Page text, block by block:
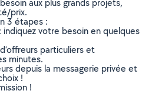
aux plus grands projets,
prix.
3 étapes :
votre besoin en quelques
particuliers et
minutes.
depuis la messagerie privée et
!
!